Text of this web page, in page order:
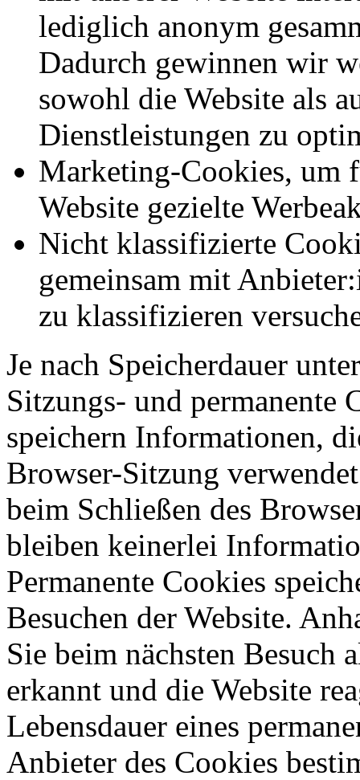
lediglich anonym
Dadurch gewinnen wir
sowohl die Website als
Dienstleistungen zu
Marketing-Cookies, um
Website gezielte
Nicht klassifizierte
gemeinsam mit
zu klassifizieren
Je nach Speicherdauer
Sitzungs- und permanente
speichern Informationen,
Browser-Sitzung
beim Schließen des
bleiben keinerlei
Permanente Cookies
Besuchen der Website.
Sie beim nächsten Besuch
erkannt und die Website
Lebensdauer eines
Anbieter des Cookies